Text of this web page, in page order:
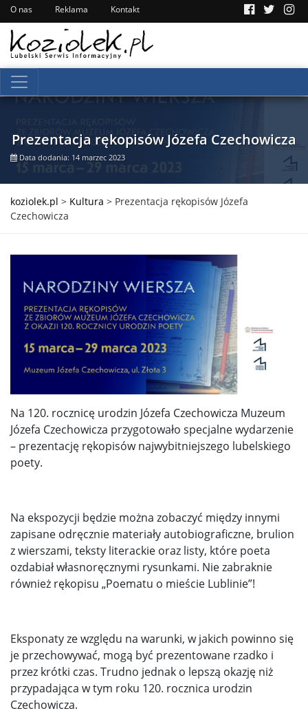
O nas Reklama Kontakt
Prezentacja rękopisów Józefa Czechowicza
Data dodania: 14 marzec 2023
koziolek.pl > Kultura > Prezentacja rękopisów Józefa
Czechowicza
Na 120. rocznicę urodzin Józefa Czechowicza Muzeum
Józefa Czechowicza przygotowało specjalne wydarzenie
– prezentację rękopisów najwybitniejszego lubelskiego
poety.
Na ekspozycji będzie można zobaczyć między innymi
zapisane odręcznie materiały autobiograficzne, brulion
z wierszami, teksty literackie oraz listy, które poeta
ozdabiał własnoręcznymi rysunkami. Nie zabraknie
również rękopisu „Poematu o mieście Lublinie”!
Eksponaty ze względu na warunki, w jakich powinno się
je przechowywać, mogą być prezentowane rzadko i
przez krótki czas. Trudno jednak o lepszą okazję niż
przypadająca w tym roku 120. rocznica urodzin
Czechowicza.